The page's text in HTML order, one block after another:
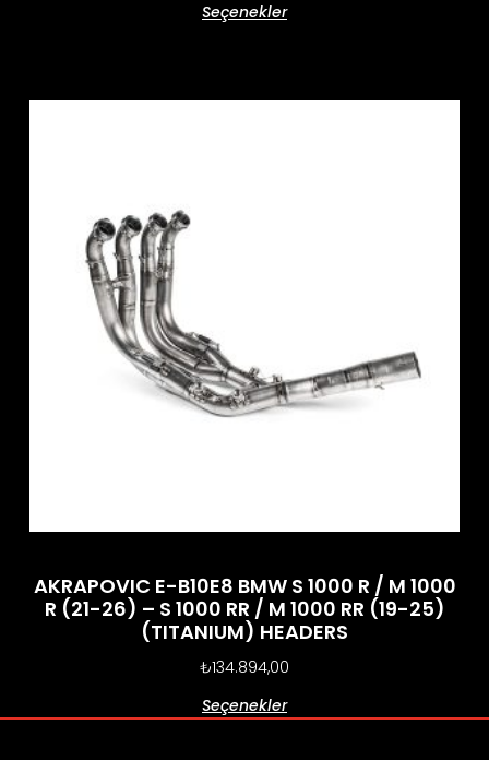
Seçenekler
AKRAPOVIC E-B10E8 BMW S 1000 R / M 1000
R (21-26) – S 1000 RR / M 1000 RR (19-25)
(TITANIUM) HEADERS
₺134.894,00
Seçenekler